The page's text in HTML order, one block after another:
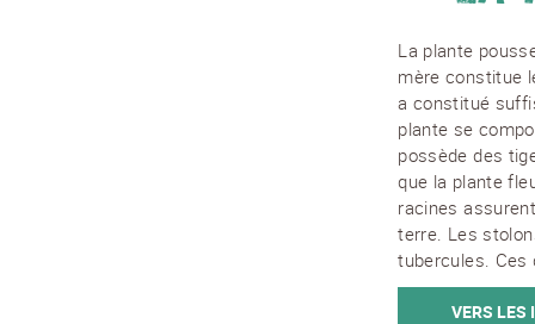
La plante
mère constitue
a constitué
plante se
possède des
que la plante
racines
terre. Les
tubercules. Ces
VERS LES